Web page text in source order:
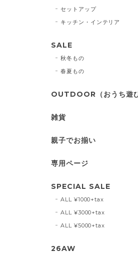
セットアップ
キッチン・インテリア
SALE
秋冬もの
春夏もの
OUTDOOR（おうち遊
雑貨
親子でお揃い
専用ページ
SPECIAL SALE
ALL ¥1000+tax
ALL ¥3000+tax
ALL ¥5000+tax
26AW